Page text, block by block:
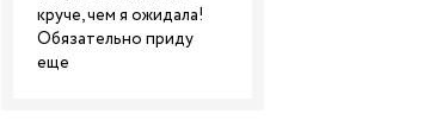
круче, чем я ожидала!
Обязательно приду
еще